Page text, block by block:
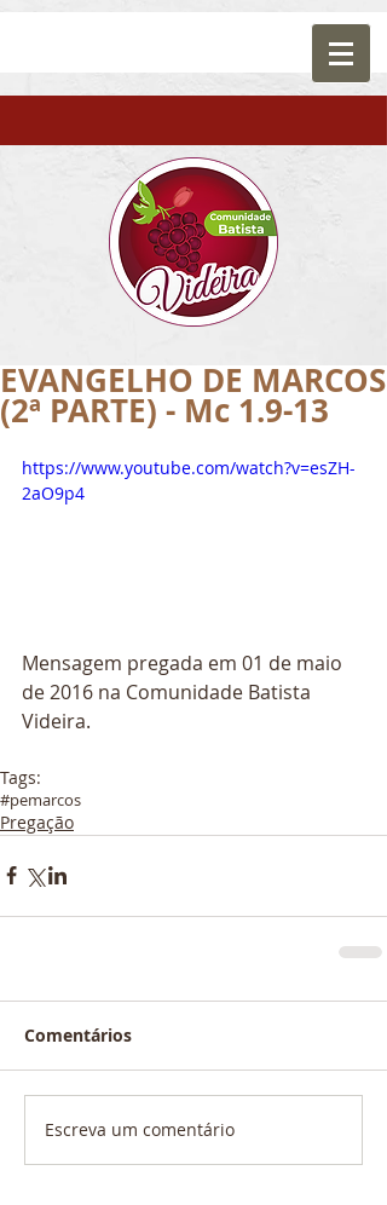
EVANGELHO DE MARCOS
(2ª PARTE) - Mc 1.9-13
https://www.youtube.com/watch?v=esZH-
2aO9p4
Mensagem pregada em 01 de maio
de 2016 na Comunidade Batista
Videira.
Tags:
#pemarcos
Pregação
Comentários
Escreva um comentário